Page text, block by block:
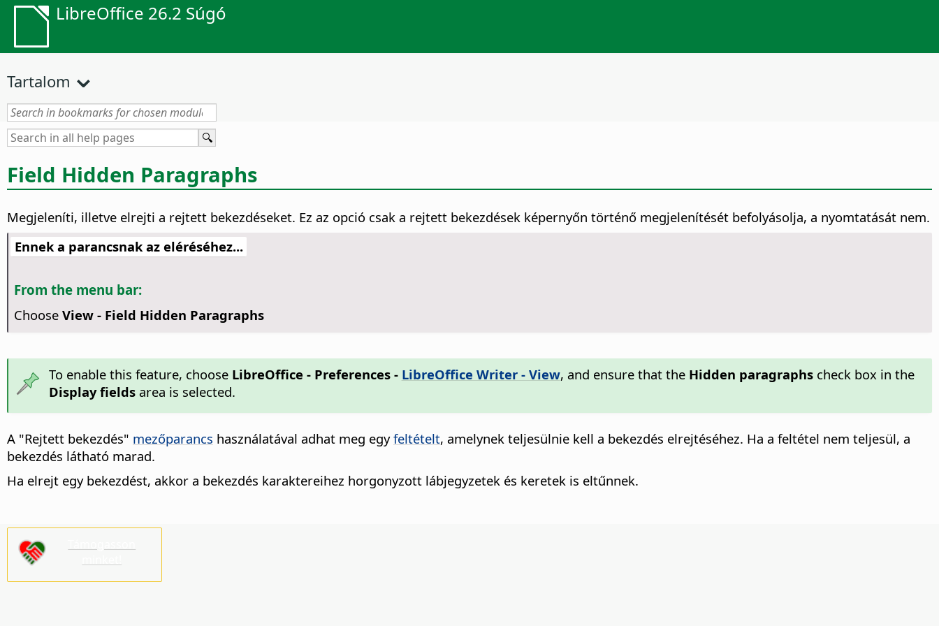
LibreOffice 26.2 Súgó
Tartalom
Field Hidden Paragraphs
Megjeleníti, illetve elrejti a rejtett bekezdéseket. Ez az opció csak a rejtett bekezdések képernyőn történő megjelenítését befolyásolja, a nyomtatását nem.
Ennek a parancsnak az eléréséhez...
From the menu bar:
Choose View - Field Hidden Paragraphs
To enable this feature, choose LibreOffice - Preferences- LibreOffice Writer - View, and ensure that the Hidden paragraphscheck box in the
Display fieldsarea is selected.
A "Rejtett bekezdés" mezőparancs használatával adhat meg egyfeltételt, amelynek teljesülnie kell a bekezdés elrejtéséhez. Ha a feltétel nem teljesül, a
bekezdés látható marad.
Ha elrejt egy bekezdést, akkor a bekezdés karaktereihez horgonyzott lábjegyzetek és keretek is eltűnnek.